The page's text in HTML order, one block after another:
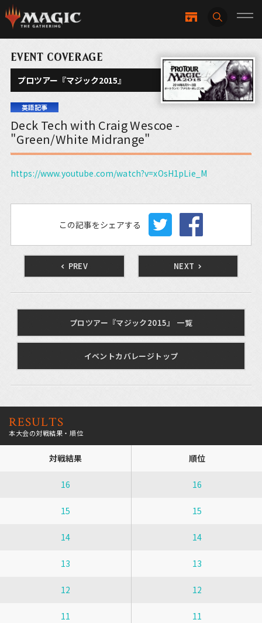
EVENT COVERAGE
プロツアー『マジック2015』
英語記事
Deck Tech with Craig Wescoe -
"Green/White Midrange"
https://www.youtube.com/watch?v=xOsH1pLie_M
この記事をシェアする
PREV NEXT
プロツアー『マジック2015』 一覧
イベントカバレージトップ
RESULTS
本大会の対戦結果・順位
対戦結果 順位
16 16
15 15
14 14
13 13
12 12
11 11